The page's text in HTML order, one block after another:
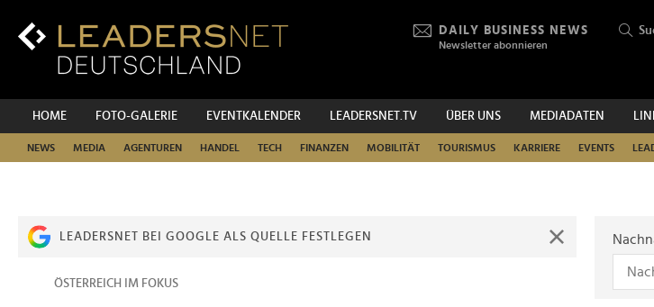
Inhalt
DAILY BUSINESS NEWS
Newsletter abonnieren
HOME FOTO-GALERIE EVENTKALENDER LEADERSNET.TV ÜBER UNS MEDIADATEN
NEWS MEDIA AGENTUREN HANDEL TECH FINANZEN MOBILITÄT TOURISMUS KARRIERE EVENTS
LEADERSNET BEI GOOGLE ALS QUELLE FESTLEGEN
ÖSTERREICH IM FOKUS